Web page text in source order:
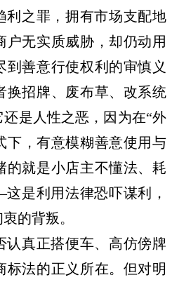
利之罪，拥有市场支配地
户无实质威胁，却仍动用
到善意行使权利的审慎义
换招牌、废布草、改系统
是人性之恶，因为在“外
下，有意模糊善意使用与
的就是小店主不懂法、耗
是利用法律恐吓谋利，
的背叛。
认真正搭便车、高仿傍牌
标法的正义所在。但对明